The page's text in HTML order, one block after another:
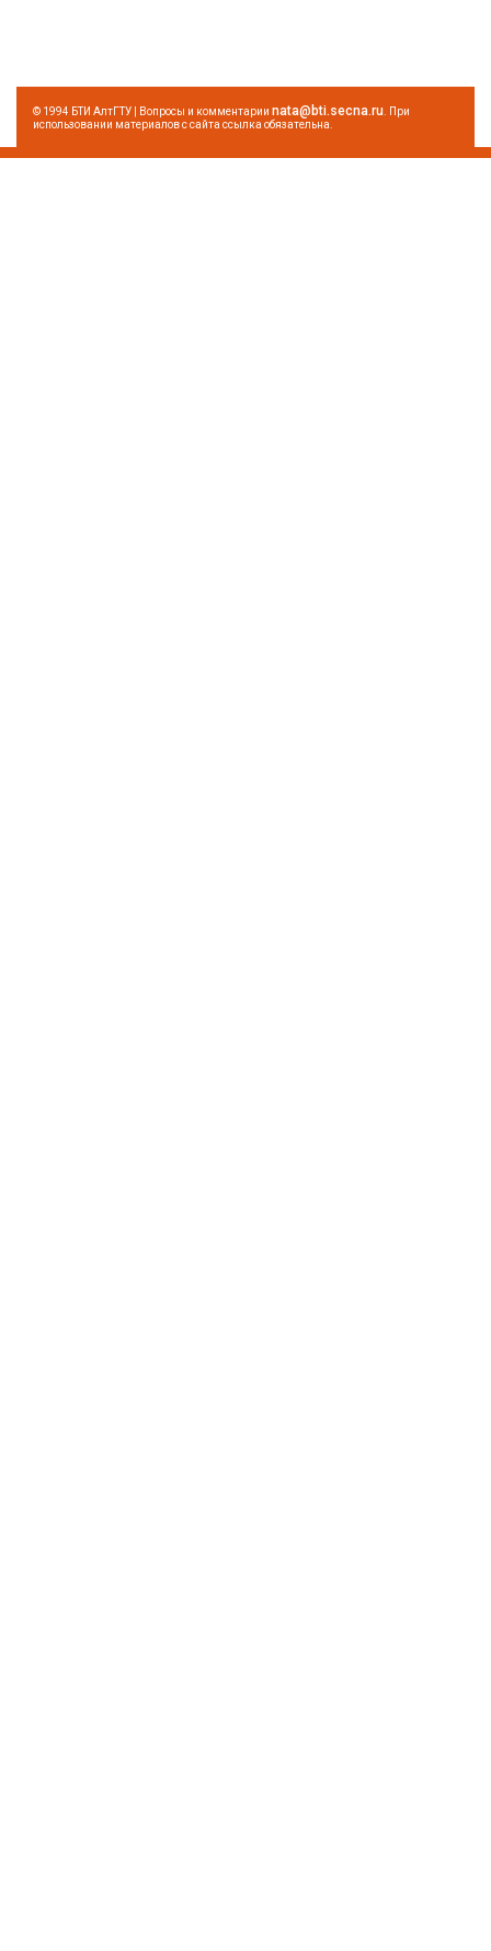
© 1994 БТИ АлтГТУ | Вопросы и комментарии nata@bti.secna.ru . При
использовании материалов с сайта ссылка обязательна.